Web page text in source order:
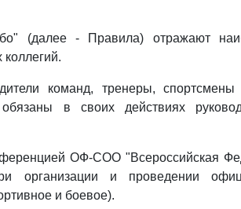
(далее - Правила) отражают
коллегий.
команд, тренеры,
в своих действиях
ОФ-СОО "Всероссийская
организации и проведении
и боевое).